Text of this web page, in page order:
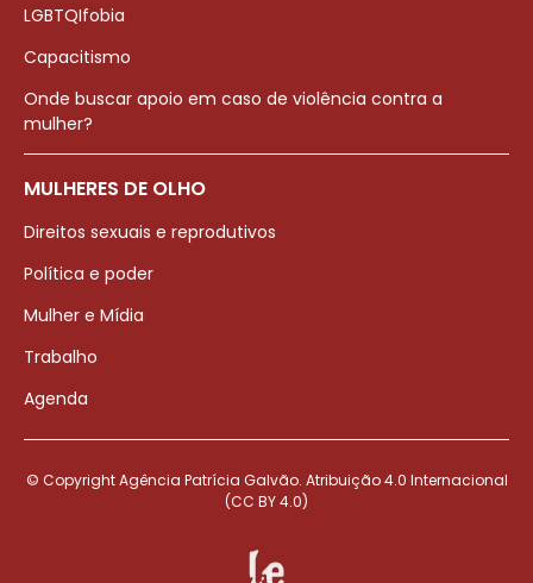
LGBTQIfobia
Capacitismo
Onde buscar apoio em caso de violência contra a
mulher?
MULHERES DE OLHO
Direitos sexuais e reprodutivos
Política e poder
Mulher e Mídia
Trabalho
Agenda
© Copyright Agência Patrícia Galvão. Atribuição 4.0 Internacional
(CC BY 4.0)